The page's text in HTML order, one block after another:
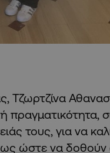
Τζωρτζίνα
πραγματικότητα,
τους, για να
ώστε να δοθούν